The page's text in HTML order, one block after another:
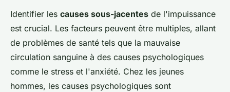
Identifier les causes sous-jacentes de l'impuissance
est crucial. Les facteurs peuvent être multiples, allant
de problèmes de santé tels que la mauvaise
circulation sanguine à des causes psychologiques
comme le stress et l'anxiété. Chez les jeunes
hommes, les causes psychologiques sont